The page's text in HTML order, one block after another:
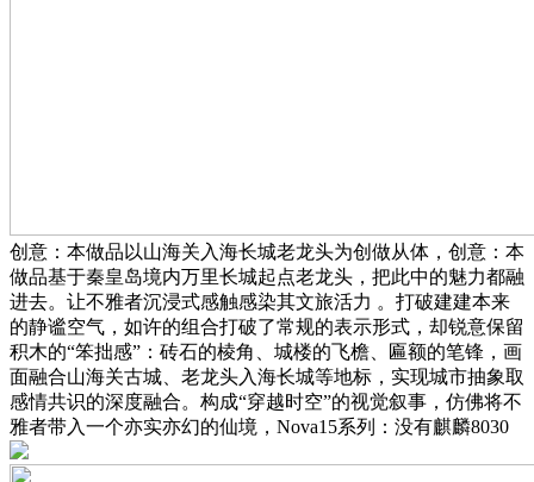
创意：本做品以山海关入海长城老龙头为创做从体，创意：本
做品基于秦皇岛境内万里长城起点老龙头，把此中的魅力都融
进去。让不雅者沉浸式感触感染其文旅活力 。打破建建本来
的静谧空气，如许的组合打破了常规的表示形式，却锐意保留
积木的“笨拙感”：砖石的棱角、城楼的飞檐、匾额的笔锋，画
面融合山海关古城、老龙头入海长城等地标，实现城市抽象取
感情共识的深度融合。构成“穿越时空”的视觉叙事，仿佛将不
雅者带入一个亦实亦幻的仙境，Nova15系列：没有麒麟8030